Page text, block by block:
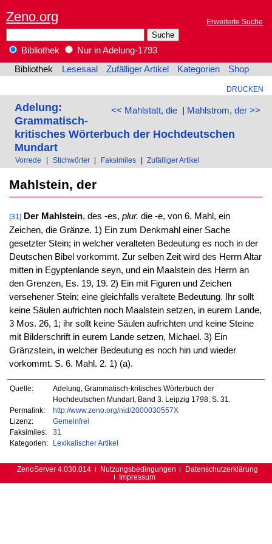
Zeno.org Erweiterte Suche
Bibliothek
Nur in Adelung-1793
Bibliothek
Lesesaal Zufälliger Artikel Kategorien Shop
DRUCKEN
<< Mahlstatt, die| Mahlstrom, der >>
Adelung:
Grammatisch-
kritisches Wörterbuch der Hochdeutschen
Mundart
Vorrede Stichwörter Faksimiles Zufälliger Artikel
Mahlstein, der
[31] Der Mahlstein, des -es, plur. die -e, von 6. Mahl, ein
Zeichen, die Gränze. 1) Ein zum Denkmahl einer Sache
gesetzter Stein; in welcher veralteten Bedeutung es noch in der
Deutschen Bibel vorkommt. Zur selben Zeit wird des Herrn Altar
mitten in Egyptenlande seyn, und ein Maalstein des Herrn an
den Grenzen, Es. 19, 19. 2) Ein mit Figuren und Zeichen
versehener Stein; eine gleichfalls veraltete Bedeutung. Ihr sollt
keine Säulen aufrichten noch Maalstein setzen, in eurem Lande,
3 Mos. 26, 1; ihr sollt keine Säulen aufrichten und keine Steine
mit Bilderschrift in eurem Lande setzen, Michael. 3) Ein
Gränzstein, in welcher Bedeutung es noch hin und wieder
vorkommt. S. 6. Mahl. 2. 1) (a).
Quelle:
Adelung, Grammatisch-kritisches Wörterbuch der
Hochdeutschen Mundart, Band 3. Leipzig 1798, S. 31.
Permalink:
http://www.zeno.org/nid/2000030557X
Lizenz:
Gemeinfrei
Faksimiles:
31
Kategorien:
Lexikalischer Artikel
ZenoServer 4.030.014 Nutzungsbedingungen
Datenschutzerklärung
Impressum